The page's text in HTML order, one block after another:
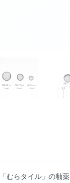
むらタイル」の釉薬